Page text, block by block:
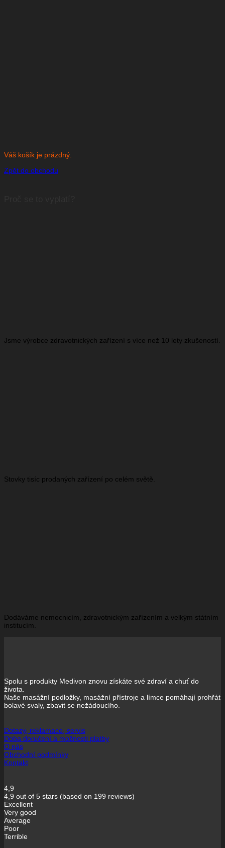
Váš košík je prázdný.
Zpět do obchodu
Jsme výrobce zdravotnických zařízení s více než 10 lety zkušeností.
Stovky tisíc prodaných zařízení po celém světě.
Dodáváme nemocnicím, zdravotnickým zařízením a velkým státním
institucím.
Spolu s produkty Medivon znovu získáte své zdraví a chuť do
života.
Naše masážní podložky, masážní přístroje a límce pomáhají prohřát
bolavé svaly, zbavit se nežádoucího.
Dotazy, reklamace, servis
Doba doručení a možnosti platby
O nás
Obchodní podmínky
Kontakt
4,9
4,9 out of 5 stars (based on 199 reviews)
Excellent
Very good
Average
Poor
Terrible